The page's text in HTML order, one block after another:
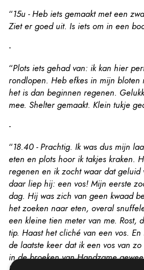
“15u - Heb iets gemaakt met een
Ziet er goed uit. Is iets om in een
-
“Plots iets gehad van: ik kan hier
rondlopen. Heb efkes in mijn bloten
het is dan beginnen regenen.
mee. Shelter gemaakt. Klein tukje
-
“18.40 - Prachtig. Ik was dus mijn
eten en plots hoor ik takjes kraken.
regenen en ik zocht waar dat geluid
daar liep hij: een vos! Mijn eerste
dag. Hij was zich van geen kwaad
het zoeken naar eten, overal
een kleine tien meter van me. Rost,
tip. Haast het cliché van een vos.
de laatste keer dat ik een vos van
in de broeken van Handzame